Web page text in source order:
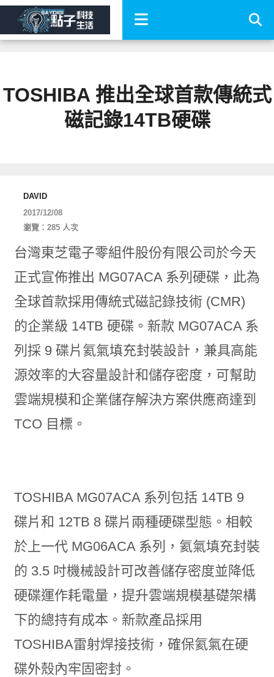
TOSHIBA 推出全球首款傳統式
磁記錄14TB硬碟
DAVID
2017/12/08
瀏覽：285 人次
台灣東芝電子零組件股份有限公司於今天
正式宣佈推出 MG07ACA 系列硬碟，此為
全球首款採用傳統式磁記錄技術 (CMR)
的企業級 14TB 硬碟。新款 MG07ACA 系
列採 9 碟片氦氣填充封裝設計，兼具高能
源效率的大容量設計和儲存密度，可幫助
雲端規模和企業儲存解決方案供應商達到
TCO 目標。
TOSHIBA MG07ACA 系列包括 14TB 9
碟片和 12TB 8 碟片兩種硬碟型態。相較
於上一代 MG06ACA 系列，氦氣填充封裝
的 3.5 吋機械設計可改善儲存密度並降低
硬碟運作耗電量，提升雲端規模基礎架構
下的總持有成本。新款產品採用
TOSHIBA雷射焊接技術，確保氦氣在硬
碟外殼內牢固密封。